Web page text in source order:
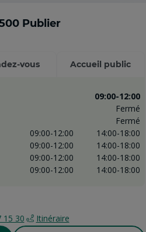
Publier
vous Accueil public
09:00-12:00
Fermé
Fermé
09:00-12:00
14:00-18:00
09:00-12:00
14:00-18:00
09:00-12:00
14:00-18:00
09:00-12:00 14:00-18:00
15 30 Itinéraire